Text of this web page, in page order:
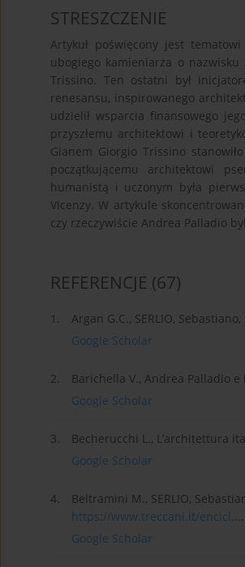
STRESZCZENIE
Artykuł poświęcony jest
ubogiego kamieniarza o
Trissino. Ten ostatni był
renesansu, inspirowanego
udzielił wsparcia finansowego
przyszłemu architektowi i
Gianem Giorgio Trissino
początkującemu architektowi
humanistą i uczonym była
Vicenzy. W artykule
czy rzeczywiście Andrea Palladio
REFERENCJE (67)
1. Argan G.C., SERLIO,
Google Scholar
2.
Barichella V., Andrea Palladio e
Google Scholar
3.
Becherucchi L., L’architettura
Google Scholar
4.
Beltramini M., SERLIO,
https://www.treccani.it/encicl...
Google Scholar